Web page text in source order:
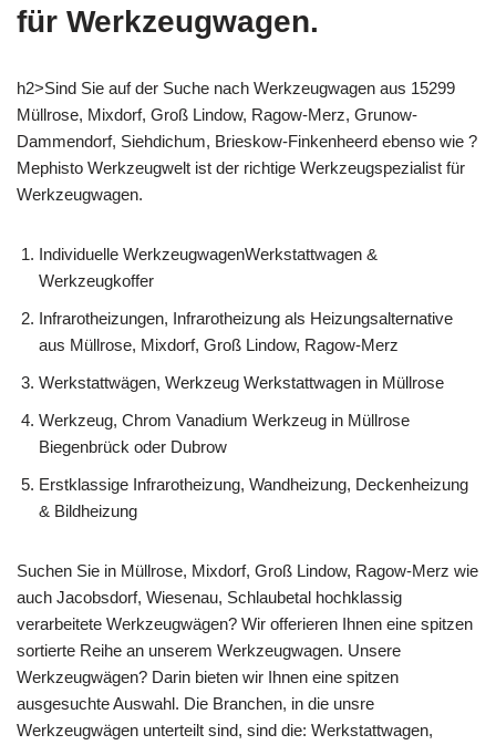
für Werkzeugwagen.
h2>Sind Sie auf der Suche nach Werkzeugwagen aus 15299
Müllrose, Mixdorf, Groß Lindow, Ragow-Merz, Grunow-
Dammendorf, Siehdichum, Brieskow-Finkenheerd ebenso wie ?
Mephisto Werkzeugwelt ist der richtige Werkzeugspezialist für
Werkzeugwagen.
Individuelle WerkzeugwagenWerkstattwagen &
Werkzeugkoffer
Infrarotheizungen, Infrarotheizung als Heizungsalternative
aus Müllrose, Mixdorf, Groß Lindow, Ragow-Merz
Werkstattwägen, Werkzeug Werkstattwagen in Müllrose
Werkzeug, Chrom Vanadium Werkzeug in Müllrose
Biegenbrück oder Dubrow
Erstklassige Infrarotheizung, Wandheizung, Deckenheizung
& Bildheizung
Suchen Sie in Müllrose, Mixdorf, Groß Lindow, Ragow-Merz wie
auch Jacobsdorf, Wiesenau, Schlaubetal hochklassig
verarbeitete Werkzeugwägen? Wir offerieren Ihnen eine spitzen
sortierte Reihe an unserem Werkzeugwagen. Unsere
Werkzeugwägen? Darin bieten wir Ihnen eine spitzen
ausgesuchte Auswahl. Die Branchen, in die unsre
Werkzeugwägen unterteilt sind, sind die: Werkstattwagen,